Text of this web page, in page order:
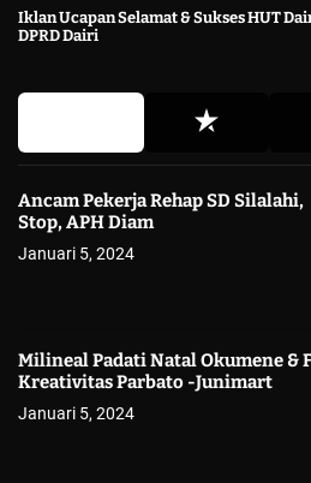
Iklan Ucapan Selamat & Sukses HUT
DPRD Dairi
Ancam Pekerja Rehap SD
Stop, APH Diam
Januari 5, 2024
Milineal Padati Natal Okumene &
Kreativitas Parbato -Junimart
Januari 5, 2024